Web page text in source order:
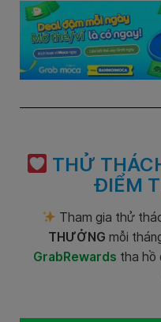
THỬ
ĐIỂM
Tham gia thử
THƯỞNG mỗi
GrabRewards tha hồ